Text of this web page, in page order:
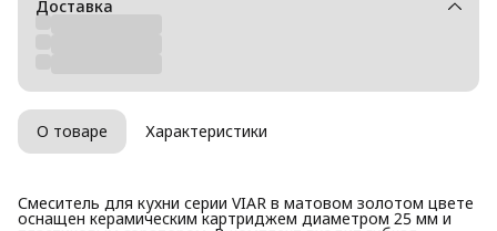
Доставка
О товаре Характеристики
Смеситель для кухни серии VIAR в матовом золотом цвете
оснащен керамическим картриджем диаметром 25 мм и